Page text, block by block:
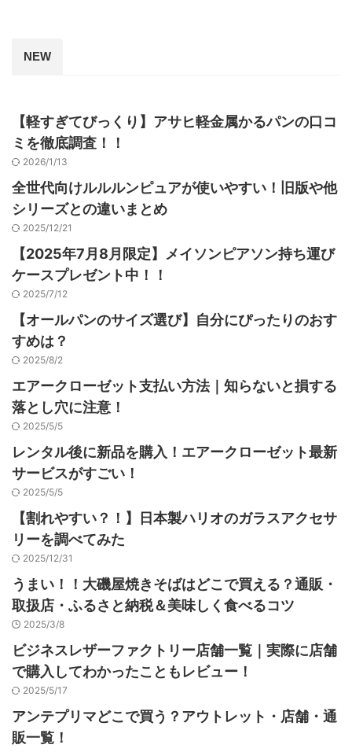
。 スザキ
NEW
【軽すぎてびっくり】アサヒ軽金属かるパンの口コ
ミを徹底調査！！
2026/1/13
全世代向けルルルンピュアが使いやすい！旧版や他
シリーズとの違いまとめ
2025/12/21
【2025年7月8月限定】メイソンピアソン持ち運び
ケースプレゼント中！！
2025/7/12
【オールパンのサイズ選び】自分にぴったりのおす
すめは？
2025/8/2
エアークローゼット支払い方法｜知らないと損する
落とし穴に注意！
2025/5/5
レンタル後に新品を購入！エアークローゼット最新
サービスがすごい！
2025/5/5
【割れやすい？！】日本製ハリオのガラスアクセサ
リーを調べてみた
2025/12/31
うまい！！大磯屋焼きそばはどこで買える？通販・
取扱店・ふるさと納税＆美味しく食べるコツ
2025/3/8
ビジネスレザーファクトリー店舗一覧｜実際に店舗
で購入してわかったこともレビュー！
2025/5/17
アンテプリマどこで買う？アウトレット・店舗・通
販一覧！